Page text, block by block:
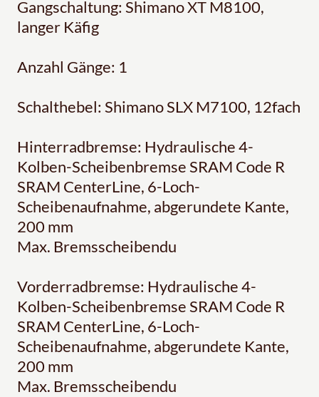
Gangschaltung: Shimano XT M8100,
langer Käfig
Anzahl Gänge: 1
Schalthebel: Shimano SLX M7100, 12fach
Hinterradbremse: Hydraulische 4-
Kolben-Scheibenbremse SRAM Code R
SRAM CenterLine, 6-Loch-
Scheibenaufnahme, abgerundete Kante,
200 mm
Max. Bremsscheibendu
Vorderradbremse: Hydraulische 4-
Kolben-Scheibenbremse SRAM Code R
SRAM CenterLine, 6-Loch-
Scheibenaufnahme, abgerundete Kante,
200 mm
Max. Bremsscheibendu